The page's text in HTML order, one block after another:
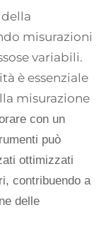
misurazioni
variabili.
è essenziale
misurazione
con un
può
ottimizzati
contribuendo a
delle